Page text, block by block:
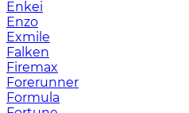
Enkei
Enzo
Exmile
Falken
Firemax
Forerunner
Formula